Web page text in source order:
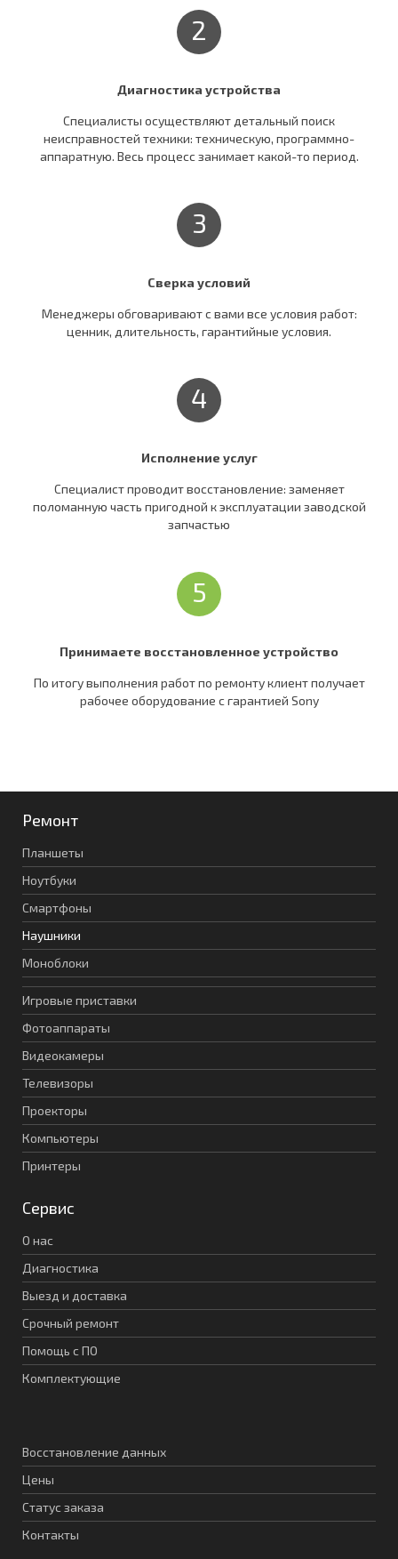
2
Диагностика устройства
Специалисты осуществляют детальный поиск
неисправностей техники: техническую, программно-
аппаратную. Весь процесс занимает какой-то период.
3
Сверка условий
Менеджеры обговаривают c вами все условия работ:
ценник, длительность, гарантийные условия.
4
Исполнение услуг
Специалист проводит восстановление: заменяет
поломанную часть пригодной к эксплуатации заводской
запчастью
5
Принимаете восстановленное устройство
По итогу выполнения работ по ремонту клиент получает
рабочее оборудование c гарантией Sony
Ремонт
Планшеты
Ноутбуки
Смартфоны
Наушники
Моноблоки
Игровые приставки
Фотоаппараты
Видеокамеры
Телевизоры
Проекторы
Компьютеры
Принтеры
Сервис
О нас
Диагностика
Выезд и доставка
Срочный ремонт
Помощь с ПО
Комплектующие
Восстановление данных
Цены
Статус заказа
Контакты